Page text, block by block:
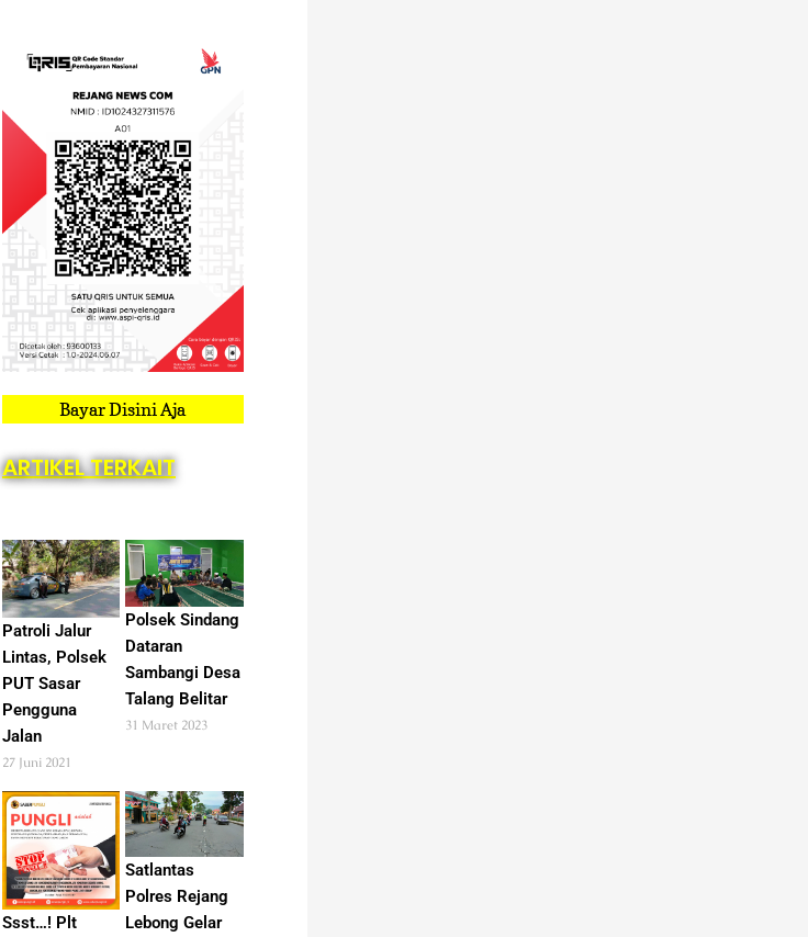
Bayar Disini Aja
ARTIKEL TERKAIT
Patroli Jalur
Lintas, Polsek
PUT Sasar
Pengguna
Jalan
27 Juni 2021
Polsek Sindang
Dataran
Sambangi Desa
Talang Belitar
31 Maret 2023
Ssst…! Plt
Satlantas
Polres Rejang
Lebong Gelar